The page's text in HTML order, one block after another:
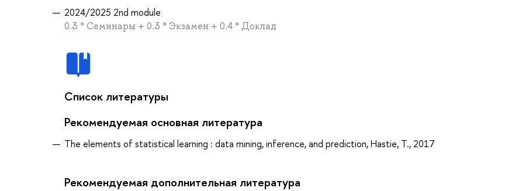
2024/2025 2nd module
0.3 * Семинары + 0.3 * Экзамен + 0.4 * Доклад
Список литературы
Рекомендуемая основная литература
The elements of statistical learning : data mining, inference, and prediction, Hastie, T., 2017
Рекомендуемая дополнительная литература